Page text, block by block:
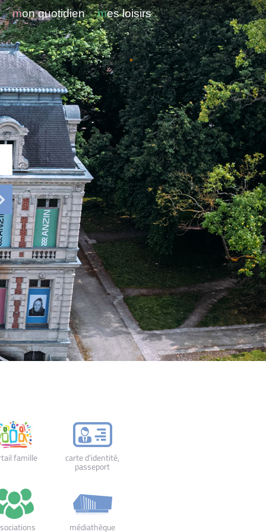
mon quotidien mes loisirs
famille
carte d'identité,
passeport
médiathèque